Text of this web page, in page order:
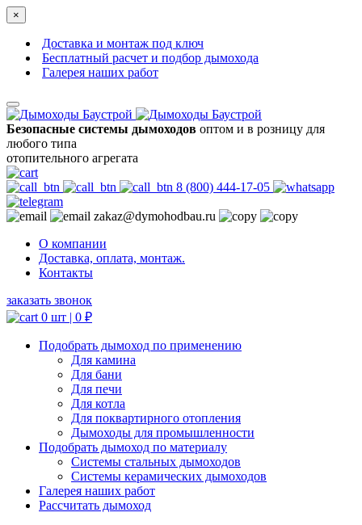
×
Доставка и монтаж под ключ
Бесплатный расчет и подбор дымохода
Галерея наших работ
Безопасные системы дымоходов оптом и в розницу для
любого типа
отопительного агрегата
8 (800) 444-17-05
zakaz@dymohodbau.ru
О компании
Доставка, оплата, монтаж.
Контакты
заказать звонок
0 шт | 0 ₽
Подобрать дымоход по применению
Для камина
Для бани
Для печи
Для котла
Для поквартирного отопления
Дымоходы для промышленности
Подобрать дымоход по материалу
Системы стальных дымоходов
Системы керамических дымоходов
Галерея наших работ
Рассчитать дымоход